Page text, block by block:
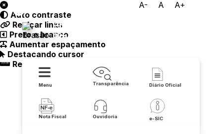
A- A A+
Prefeitura Municipal de
Riacho de Santana
Menu Transparência Diário Oficial
Nota Fiscal Ouvidoria e-SIC
Auto contraste
Realçar links
Preto e branco
Aumentar espaçamento
Destacando cursor
Regua guia